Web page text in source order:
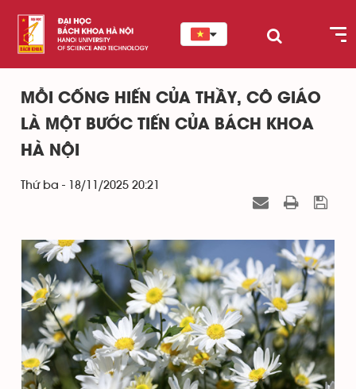
MỖI CỐNG HIẾN CỦA THẦY, CÔ GIÁO
LÀ MỘT BƯỚC TIẾN CỦA BÁCH KHOA
HÀ NỘI
Thứ ba - 18/11/2025 20:21